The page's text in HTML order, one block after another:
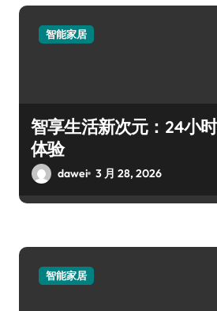
智能家居
智享生活新次元：24小
体验
dawei 3 月 28, 2026
智能家居